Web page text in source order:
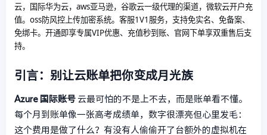
云，国际华为云，aws亚马逊，谷歌云一级代理的渠道，微软云开户充
值。oss防风控上传加密系统。客服1V1服务，支持免实名、免备案、
免绑卡。开通即享专属VIP优惠、充值秒到账、官网下单享双重售后支
持。
引言：别让云账单把你变成月光族
Azure 国际账号 云最可怕的不是上不去，而是账单看不懂。
每个月到账单像一张高考成绩单，数字很漂亮但心里发毛：
这个费用是做了什么？有没有人偷偷开了台额外的虚拟机在